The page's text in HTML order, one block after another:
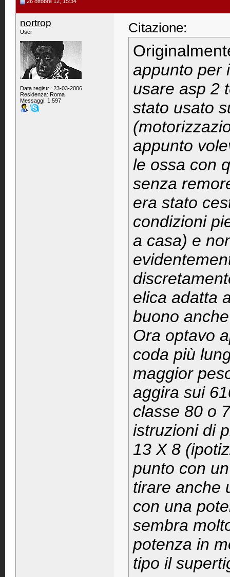
nortrop
User
Data registr.: 23-03-2006
Residenza: Roma
Messaggi: 1.597
Citazione:
appunto per
usare asp 2
stato usato
appunto
le ossa con
senza
era stato
condizioni
a casa) e
elica adatta
buono
Ora optavo
coda più
maggior
aggira sui
classe 80 o
istruzioni di
13 X 8
punto con
tirare anche
con una
sembra
potenza in
tipo il